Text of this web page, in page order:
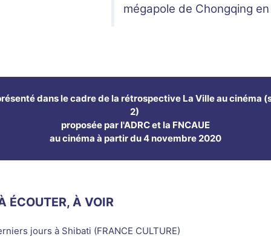
mégapole de Chongqing
dans le cadre de la rétrospective La Ville au cinéma
2)
proposée par l'ADRC et la FNCAUE
au cinéma à partir du 4 novembre 2020
ÉCOUTER, À VOIR
jours à Shibati (FRANCE CULTURE)